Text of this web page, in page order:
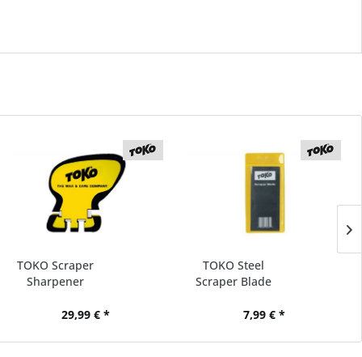
TOKO Scraper
Sharpener
29,99 € *
TOKO Steel
Scraper Blade
7,99 € *